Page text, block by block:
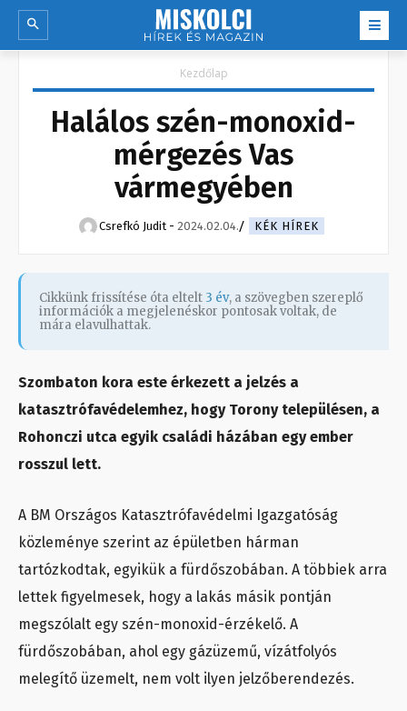
Kezdőlap
Halálos szén-monoxid-
mérgezés Vas
vármegyében
Csrefkó Judit - 2024.02.04. KÉK HÍREK
Cikkünk frissítése óta eltelt 3 év, a szövegben szereplő
információk a megjelenéskor pontosak voltak, de
mára elavulhattak.
Szombaton kora este érkezett a jelzés a
katasztrófavédelemhez, hogy Torony településen, a
Rohonczi utca egyik családi házában egy ember
rosszul lett.
A BM Országos Katasztrófavédelmi Igazgatóság
közleménye szerint az épületben hárman
tartózkodtak, egyikük a fürdőszobában. A többiek arra
lettek figyelmesek, hogy a lakás másik pontján
megszólalt egy szén-monoxid-érzékelő. A
fürdőszobában, ahol egy gázüzemű, vízátfolyós
melegítő üzemelt, nem volt ilyen jelzőberendezés.